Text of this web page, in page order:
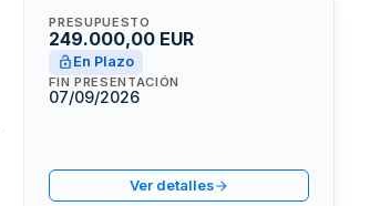
PRESUPUESTO
249.000,00 EUR
En Plazo
FIN PRESENTACIÓN
07/09/2026
Ver detalles